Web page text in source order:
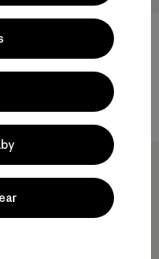
3.4 / 5 Comentarios